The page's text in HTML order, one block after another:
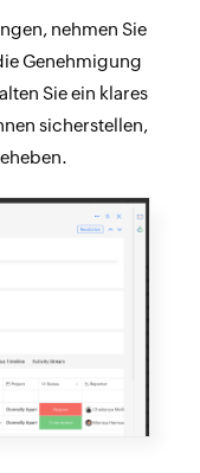
nehmen Sie
Genehmigung
Sie ein klares
sicherstellen,